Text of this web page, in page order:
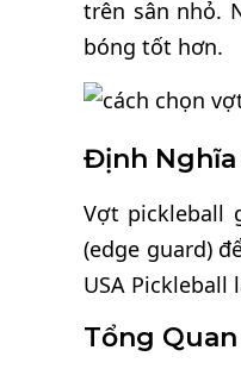
trên sân nhỏ.
bóng tốt hơn.
Định Nghĩa
Vợt pickleball
(edge guard)
USA
Tổng